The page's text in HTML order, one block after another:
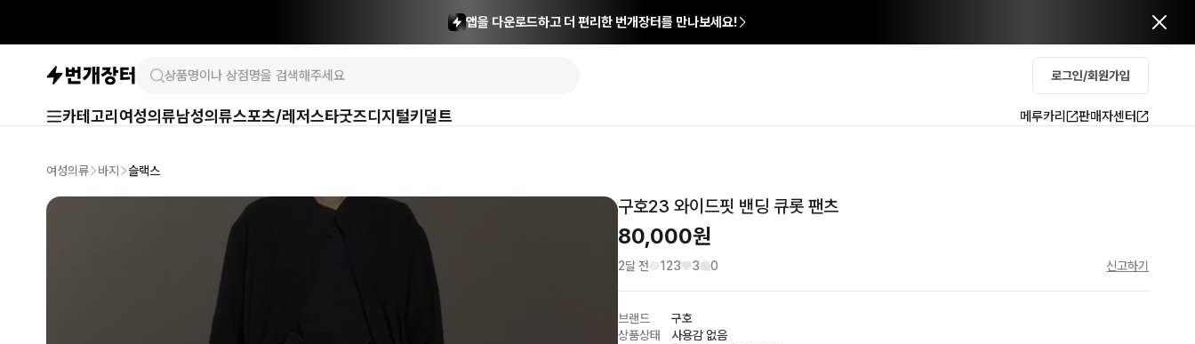
앱을 다운로드하고 더 편리한 번개장터를 만나보세요!
로그인/회원가입
카테고리 여성의류남성의류스포츠/레저스타굿즈디지털키덜트 메루카리 판매자센터
여성의류 바지 슬랙스
구호23 와이드핏 밴딩 큐롯 팬츠
80,000원
2달 전 123 3 0 신고하기
브랜드
구호
상품상태
사용감 없음